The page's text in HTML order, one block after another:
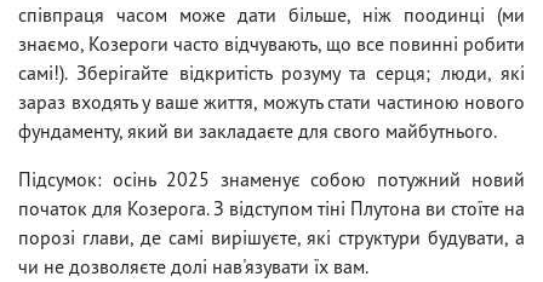
співпраця часом може дати більше, ніж поодинці (ми
знаємо, Козероги часто відчувають, що все повинні робити
самі!). Зберігайте відкритість розуму та серця; люди, які
зараз входять у ваше життя, можуть стати частиною нового
фундаменту, який ви закладаєте для свого майбутнього.
Підсумок: осінь 2025 знаменує собою потужний новий
початок для Козерога. З відступом тіні Плутона ви стоїте на
порозі глави, де самі вирішуєте, які структури будувати, а
чи не дозволяєте долі нав'язувати їх вам.